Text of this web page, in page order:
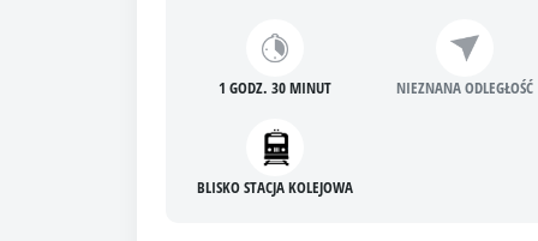
1 GODZ. 30 MINUT NIEZNANA ODLEGŁOŚĆ
BLISKO STACJA KOLEJOWA